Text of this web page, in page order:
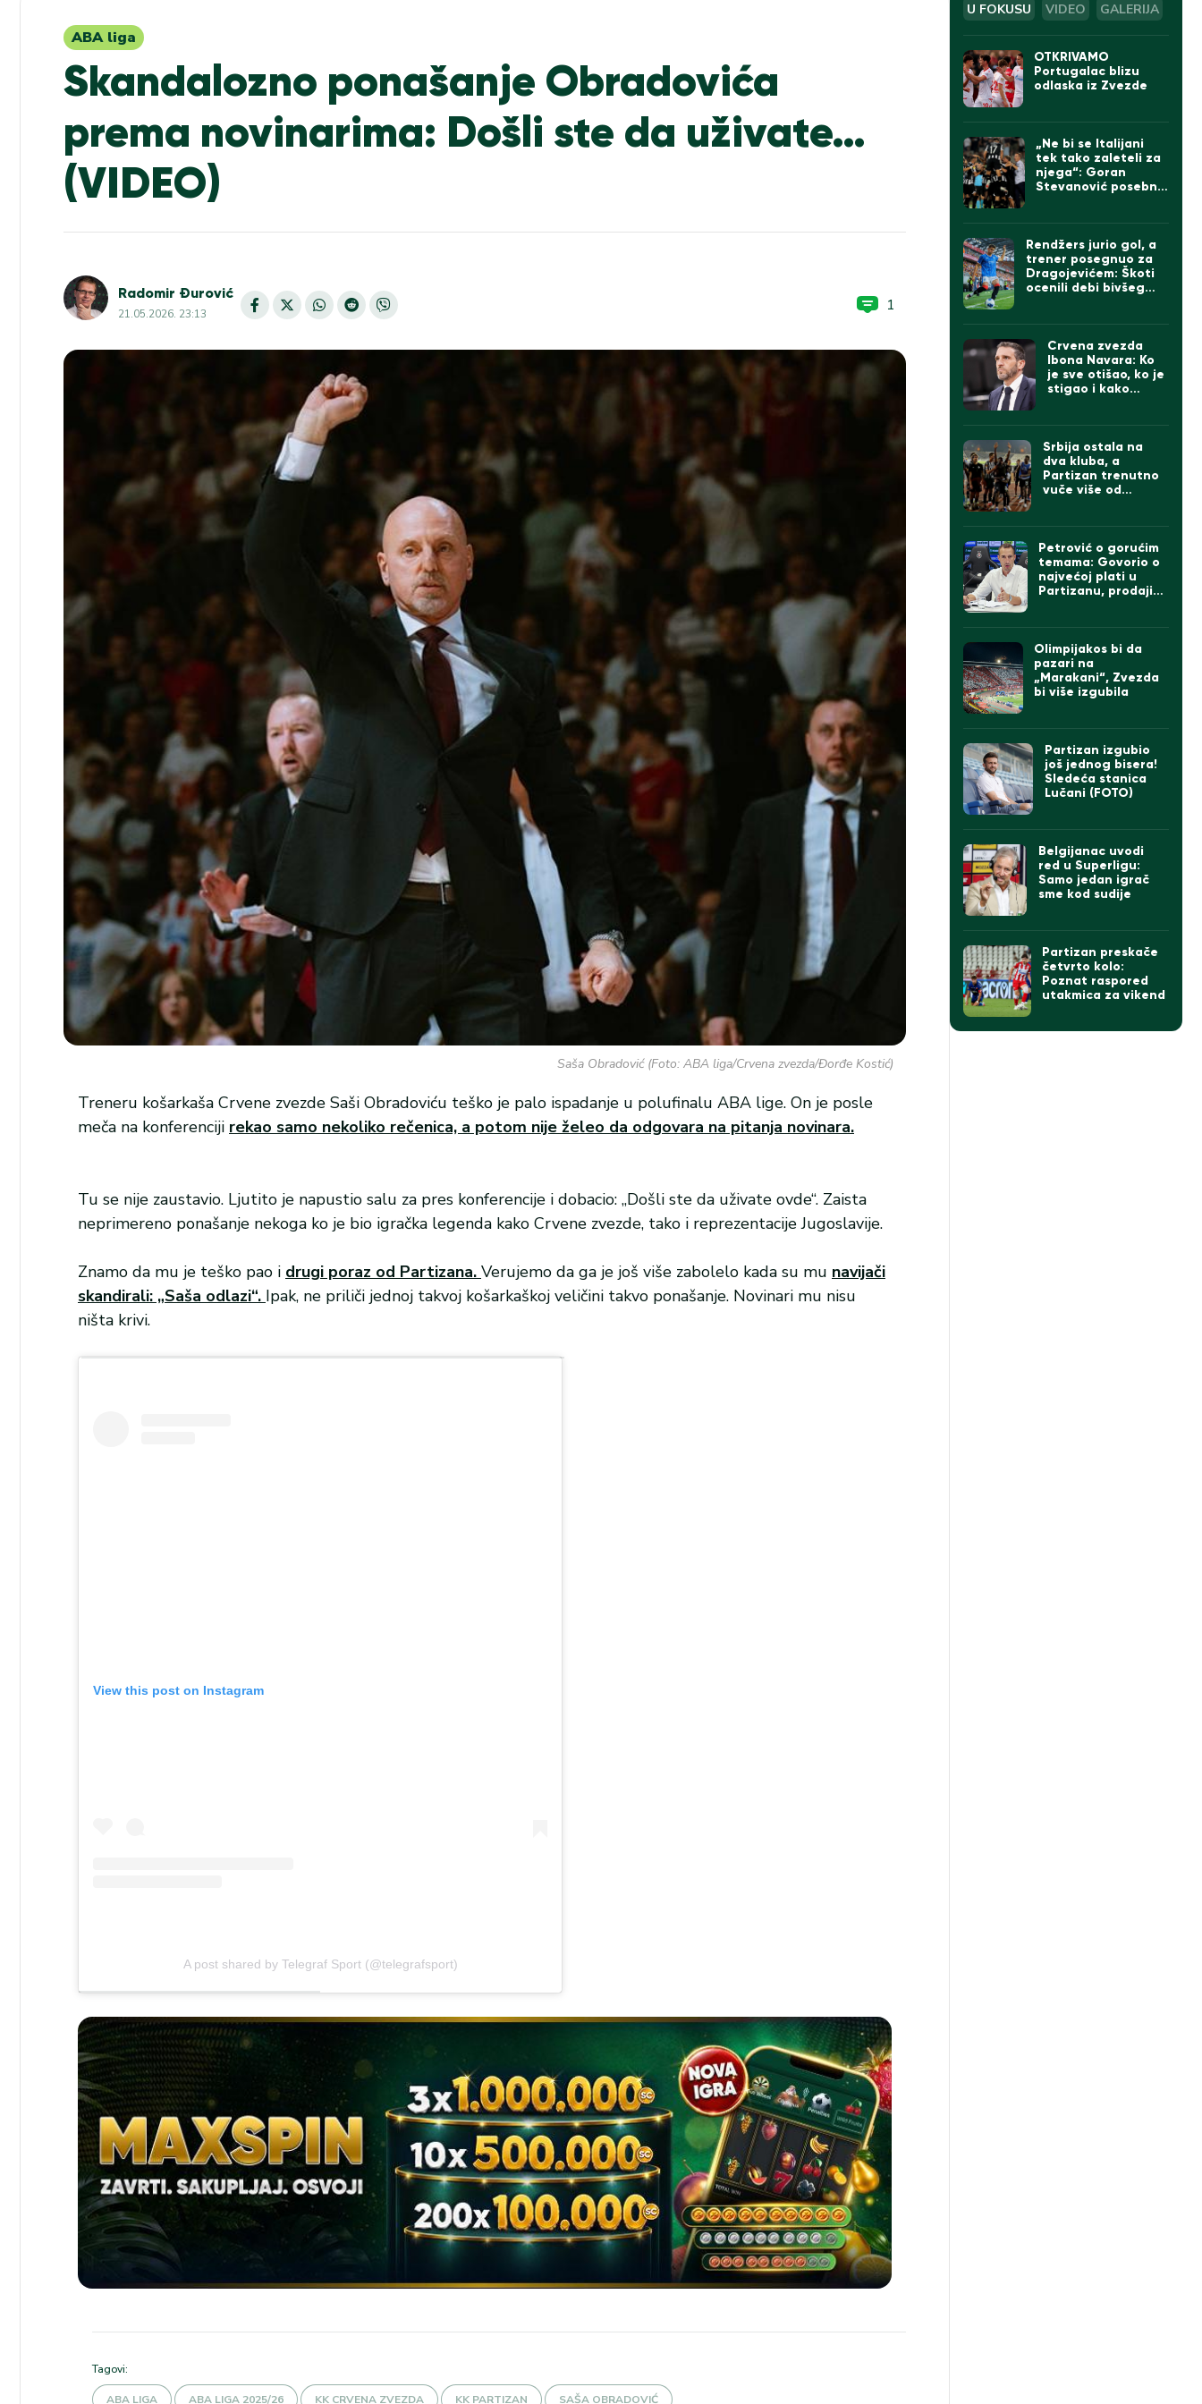
ABA liga
Skandalozno ponašanje Obradovića
prema novinarima: Došli ste da uživate…
(VIDEO)
Radomir Đurović
21.05.2026. 23:13 1
Saša Obradović (Foto: ABA liga/Crvena zvezda/Đorđe Kostić)
Treneru košarkaša Crvene zvezde Saši Obradoviću teško je palo ispadanje u polufinalu ABA lige. On je posle
meča na konferenciji rekao samo nekoliko rečenica, a potom nije želeo da odgovara na pitanja novinara.
Tu se nije zaustavio. Ljutito je napustio salu za pres konferencije i dobacio: „Došli ste da uživate ovde“. Zaista
neprimereno ponašanje nekoga ko je bio igračka legenda kako Crvene zvezde, tako i reprezentacije Jugoslavije.
Znamo da mu je teško pao i drugi poraz od Partizana. Verujemo da ga je još više zabolelo kada su mu navijači
skandirali: „Saša odlazi“. Ipak, ne priliči jednoj takvoj košarkaškoj veličini takvo ponašanje. Novinari mu nisu
ništa krivi.
View this post on Instagram
A post shared by Telegraf Sport (@telegrafsport)
Tagovi:
ABA LIGA ABA LIGA 2025/26 KK CRVENA ZVEZDA KK PARTIZAN SAŠA OBRADOVIĆ
U FOKUSU VIDEO GALERIJA
OTKRIVAMO
Portugalac blizu
odlaska iz Zvezde
„Ne bi se Italijani
tek tako zaleteli za
njega“: Goran
Stevanović posebno
Rendžers jurio gol, a
trener posegnuo za
Dragojevićem: Škoti
ocenili debi bivšeg
Crvena zvezda
Ibona Navara: Ko
je sve otišao, ko je
stigao i kako
Srbija ostala na
dva kluba, a
Partizan trenutno
vuče više od
Petrović o gorućim
temama: Govorio o
najvećoj plati u
Partizanu, prodaji
Olimpijakos bi da
pazari na
„Marakani“, Zvezda
bi više izgubila
Partizan izgubio
još jednog bisera!
Sledeća stanica
Lučani (FOTO)
Belgijanac uvodi
red u Superligu:
Samo jedan igrač
sme kod sudije
Partizan preskače
četvrto kolo:
Poznat raspored
utakmica za vikend